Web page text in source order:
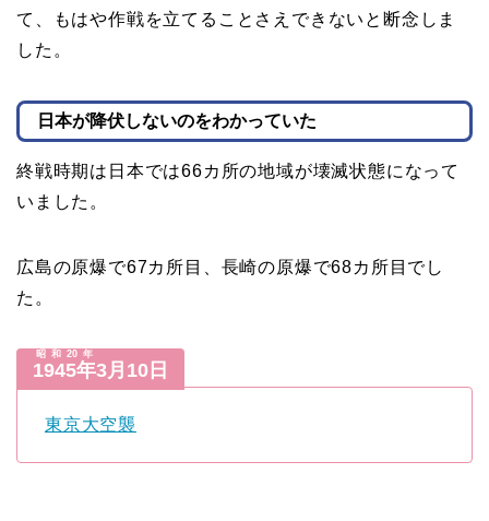
て、もはや作戦を立てることさえできないと断念しま
した。
日本が降伏しないのをわかっていた
終戦時期は日本では66カ所の地域が壊滅状態になって
いました。
広島の原爆で67カ所目、長崎の原爆で68カ所目でし
た。
1945年
昭和20年
3月10日
東京大空襲